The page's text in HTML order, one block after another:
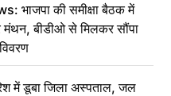
भाजपा की समीक्षा बैठक में
मंथन, बीडीओ से मिलकर सौंपा
में डूबा जिला अस्पताल, जल